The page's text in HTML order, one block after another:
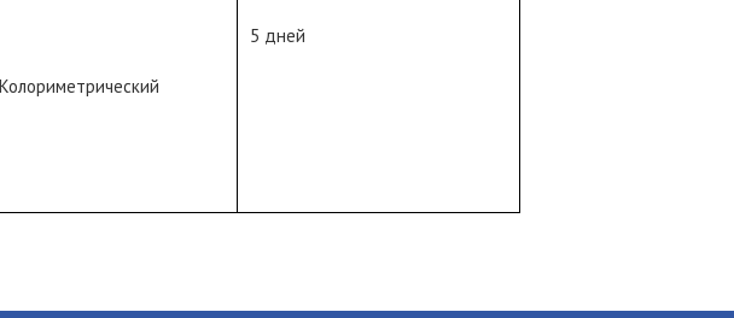
5 дней
Колориметрический